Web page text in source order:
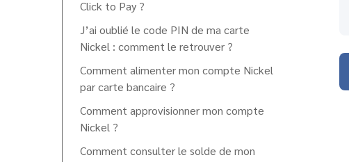
Click to Pay ?
J’ai oublié le code PIN de ma carte
Nickel : comment le retrouver ?
Comment alimenter mon compte Nickel
par carte bancaire ?
Comment approvisionner mon compte
Nickel ?
Comment consulter le solde de mon